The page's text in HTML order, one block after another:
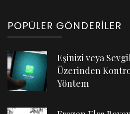
POPÜLER GÖNDERILER
Eşinizi veya
Üzerinden
Yöntem